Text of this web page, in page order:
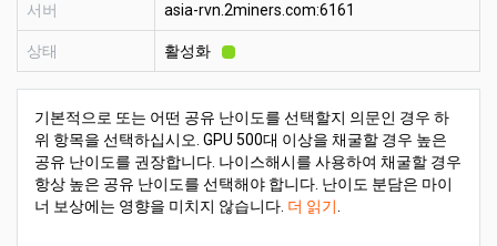
서버 asia-rvn.2miners.com:6161
상태 활성화
기본적으로 또는 어떤 공유 난이도를 선택할지 의문인 경우 하
위 항목을 선택하십시오. GPU 500대 이상을 채굴할 경우 높은
공유 난이도를 권장합니다. 나이스해시를 사용하여 채굴할 경우
항상 높은 공유 난이도를 선택해야 합니다. 난이도 분담은 마이
너 보상에는 영향을 미치지 않습니다. 더 읽기